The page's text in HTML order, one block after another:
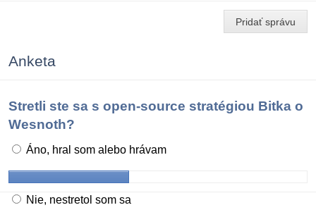
Pridať správu
Anketa
Stretli ste sa s open-source stratégiou Bitka o
Wesnoth?
Áno, hral som alebo hrávam
Nie, nestretol som sa